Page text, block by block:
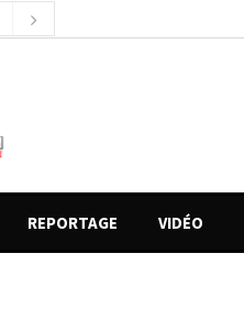
REPORTAGE VIDÉO